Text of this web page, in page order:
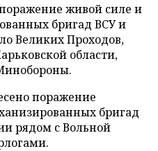
живой силе и
бригад ВСУ и
Великих Проходов,
области,
поражение
бригад
рядом с Вольной